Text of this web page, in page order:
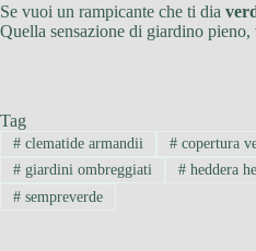
Se vuoi un rampicante che ti dia
Quella sensazione di giardino
Tag
#clematide armandii #copertura
#giardini ombreggiati #heddera
#sempreverde